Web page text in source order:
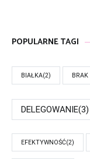
POPULARNE TAGI
BIAŁKA(2) BRAK
DELEGOWANIE(3)
EFEKTYWNOŚĆ(2)